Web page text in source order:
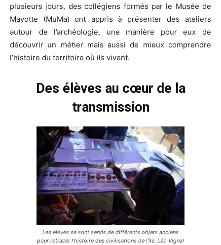
plusieurs jours, des collégiens formés par le Musée de
Mayotte (MuMa) ont appris à présenter des ateliers
autour de l’archéologie, une manière pour eux de
découvrir un métier mais aussi de mieux comprendre
l’histoire du territoire où ils vivent.
Des élèves au cœur de la
transmission
Les élèves se sont servis de différents objets anciens
pour retracer l’histoire des civilisations de l’île. Léo Vignal